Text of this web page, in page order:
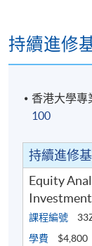
曾任職英國
士學位和工
單元三：
外匯交易策略
股本衍生工
認股證(窩輪)
運用期貨、
期指、期權
衍生產品的
持續進修
香港大學專
100
持續進修
Equity
課程編號
學費
$4,800